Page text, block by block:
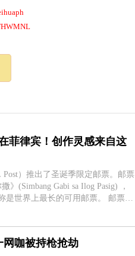
菲律宾！创作灵感来自这
）推出了圣诞季限定邮票。邮票
》(Simbang Gabi sa Ilog Pasig) ，
是世界上最长的可用邮票。 邮票采
网咖被持枪抢劫